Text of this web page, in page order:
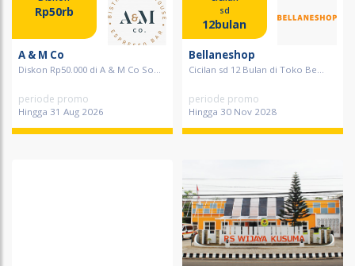
Rp50rb
A & M Co
Diskon Rp50.000 di A & M Co So...
periode promo
Hingga 31 Aug 2026
sd
12bulan
Bellaneshop
Cicilan sd 12 Bulan di Toko Be...
periode promo
Hingga 30 Nov 2028